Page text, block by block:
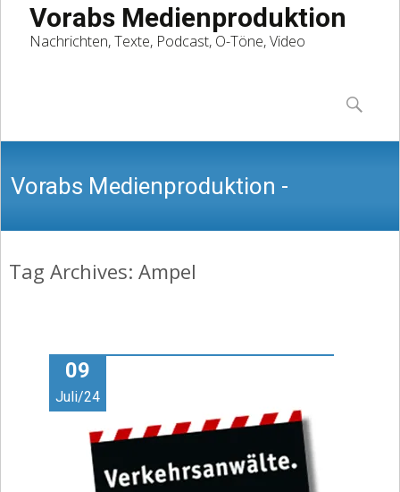
Vorabs Medienproduktion
Nachrichten, Texte, Podcast, O-Töne, Video
content
Suchen
nach:
Vorabs Medienproduktion -
Nachrichten, Texte, Podcast, O-Töne,
Video
Tag Archives: Ampel
09
Juli/24